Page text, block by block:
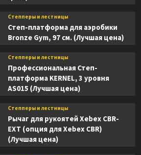
Степперы и лестницы
Степ-платформа для аэробики
Bronze Gym, 97 см. (Лучшая цена)
Степперы и лестницы
Профессиональная Степ-
платформа KERNEL, 3 уровня
AS015 (Лучшая цена)
Степперы и лестницы
Рычаг для рукоятей Xebex CBR-
EXT (опция для Xebex CBR)
(Лучшая цена)